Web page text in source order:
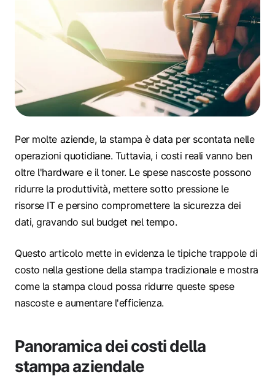
Per molte aziende, la stampa è data per scontata nelle
operazioni quotidiane. Tuttavia, i costi reali vanno ben
oltre l'hardware e il toner. Le spese nascoste possono
ridurre la produttività, mettere sotto pressione le
risorse IT e persino compromettere la sicurezza dei
dati, gravando sul budget nel tempo.
Questo articolo mette in evidenza le tipiche trappole di
costo nella gestione della stampa tradizionale e mostra
come la stampa cloud possa ridurre queste spese
nascoste e aumentare l'efficienza.
Panoramica dei costi della
stampa aziendale